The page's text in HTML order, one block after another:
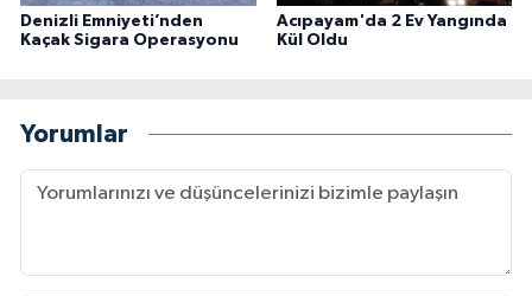
Denizli Emniyeti’nden
Kaçak Sigara Operasyonu
Acıpayam'da 2 Ev Yangında
Kül Oldu
Yorumlar